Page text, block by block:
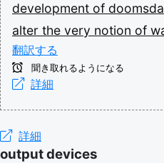
development of
alter the very notion of
翻訳する
聞き取れるようになる
詳細
詳細
output devices